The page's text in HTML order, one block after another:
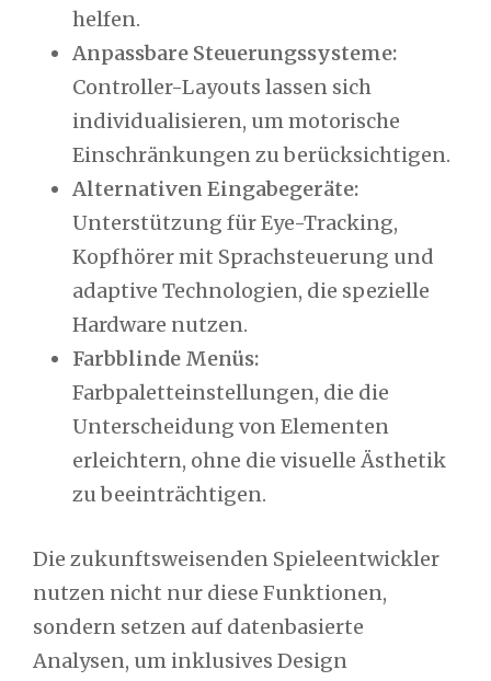
helfen.
Anpassbare Steuerungssysteme:
Controller-Layouts lassen sich
individualisieren, um motorische
Einschränkungen zu berücksichtigen.
Alternativen Eingabegeräte:
Unterstützung für Eye-Tracking,
Kopfhörer mit Sprachsteuerung und
adaptive Technologien, die spezielle
Hardware nutzen.
Farbblinde Menüs:
Farbpaletteinstellungen, die die
Unterscheidung von Elementen
erleichtern, ohne die visuelle Ästhetik
zu beeinträchtigen.
Die zukunftsweisenden Spieleentwickler
nutzen nicht nur diese Funktionen,
sondern setzen auf datenbasierte
Analysen, um inklusives Design